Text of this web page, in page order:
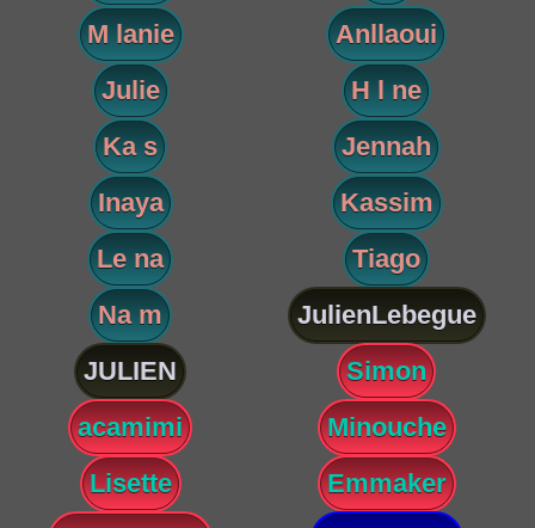
M lanie
Anllaoui
Julie
H l ne
Ka s
Jennah
Inaya
Kassim
Le na
Tiago
Na m
JulienLebegue
JULIEN
Simon
acamimi
Minouche
Lisette
Emmaker